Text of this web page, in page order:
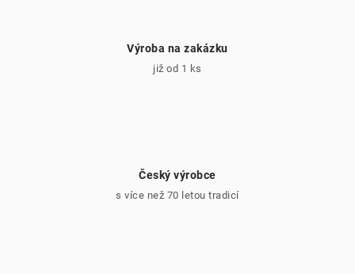
Výroba na zakázku
již od 1 ks
Český výrobce
s více než 70 letou tradicí